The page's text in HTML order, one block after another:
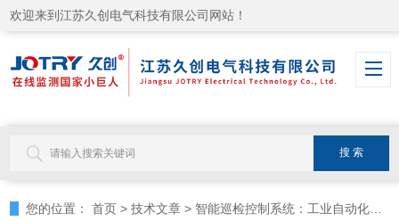
欢迎来到江苏久创电气科技有限公司网站！
您的位置： 首页 >技术文章 > 智能巡检控制系统：工业自动化的新篇章